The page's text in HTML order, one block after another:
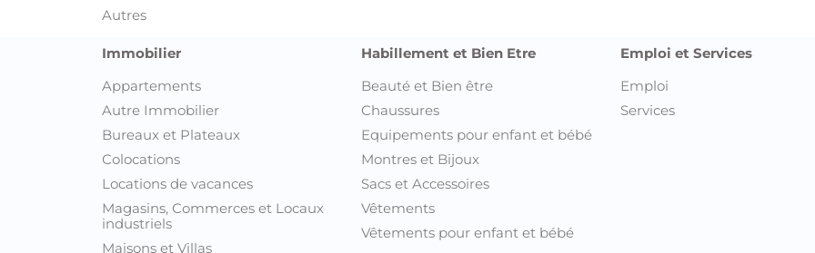
Autres
Immobilier
Appartements
Autre Immobilier
Bureaux et Plateaux
Colocations
Locations de vacances
Magasins, Commerces et Locaux
industriels
Maisons et Villas
Habillement et Bien Etre
Beauté et Bien être
Chaussures
Equipements pour enfant et bébé
Montres et Bijoux
Sacs et Accessoires
Vêtements
Vêtements pour enfant et bébé
Emploi et Services
Emploi
Services